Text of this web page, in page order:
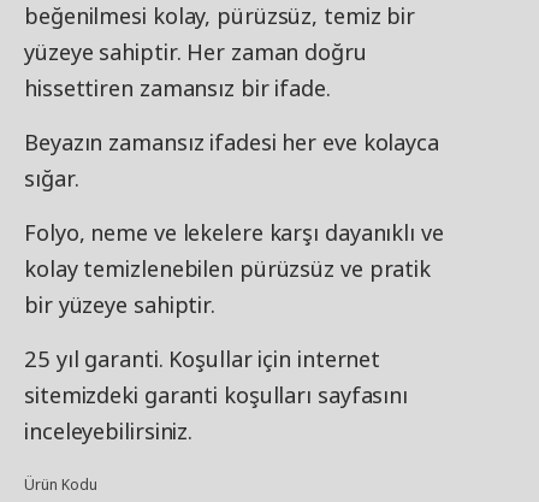
beğenilmesi kolay, pürüzsüz, temiz bir
yüzeye sahiptir. Her zaman doğru
hissettiren zamansız bir ifade.
Beyazın zamansız ifadesi her eve kolayca
sığar.
Folyo, neme ve lekelere karşı dayanıklı ve
kolay temizlenebilen pürüzsüz ve pratik
bir yüzeye sahiptir.
25 yıl garanti. Koşullar için internet
sitemizdeki garanti koşulları sayfasını
inceleyebilirsiniz.
Ürün Kodu